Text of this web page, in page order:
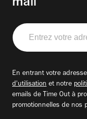
mail
Entrez
votre
adresse
En entrant votre
d'utilisation et notre
emails de Time Out à
promotionnelles de nos